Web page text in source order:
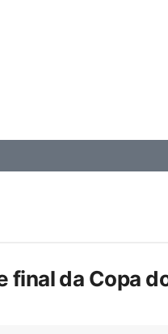
final da Copa